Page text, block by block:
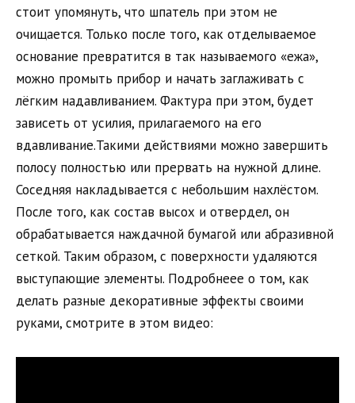
стоит упомянуть, что шпатель при этом не
очищается. Только после того, как отделываемое
основание превратится в так называемого «ежа»,
можно промыть прибор и начать заглаживать с
лёгким надавливанием. Фактура при этом, будет
зависеть от усилия, прилагаемого на его
вдавливание.Такими действиями можно завершить
полосу полностью или прервать на нужной длине.
Соседняя накладывается с небольшим нахлёстом.
После того, как состав высох и отвердел, он
обрабатывается наждачной бумагой или абразивной
сеткой. Таким образом, с поверхности удаляются
выступающие элементы. Подробнеее о том, как
делать разные декоративные эффекты своими
руками, смотрите в этом видео: